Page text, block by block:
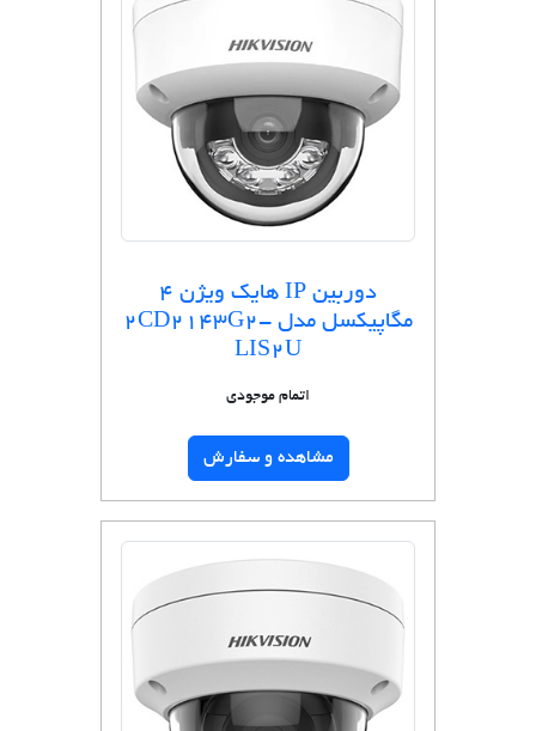
دوربین IP هایک ویژن 4
مگاپیکسل مدل 2CD2143G2-
LIS2U
اتمام موجودی
مشاهده و سفارش